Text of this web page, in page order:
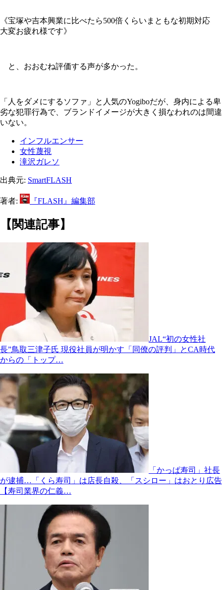
《宝塚や吉本興業に比べたら500倍くらいまともな初期対応
大変お疲れ様です》
と、おおむね評価する声が多かった。
「人をダメにするソファ」と人気のYogiboだが、身内による卑
劣な犯罪行為で、ブランドイメージが大きく損なわれのは間違
いない。
インフルエンサー
女性蔑視
滝沢ガレソ
出典元: SmartFLASH
著者: 『FLASH』編集部
【関連記事】
JAL“初の女性社
長”鳥取三津子氏 現役社員が明かす「同僚の評判」とCA時代
からの「トップ…
「かっぱ寿司」社長
が逮捕…「くら寿司」は店長自殺、「スシロー」はおとり広告
【寿司業界の仁義…